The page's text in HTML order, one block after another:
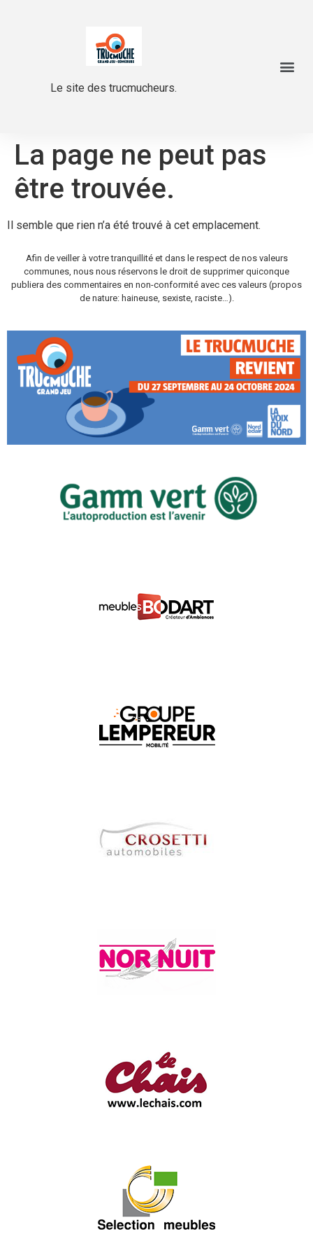
Le site des trucmucheurs.
La page ne peut pas
être trouvée.
Il semble que rien n’a été trouvé à cet emplacement.
Afin de veiller à votre tranquillité et dans le respect de nos valeurs
communes, nous nous réservons le droit de supprimer quiconque
publiera des commentaires en non-conformité avec ces valeurs (propos
de nature: haineuse, sexiste, raciste…).